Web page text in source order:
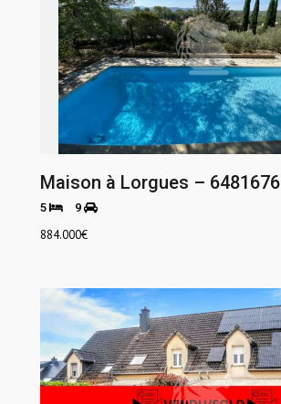
Maison à Lorgues – 6481676
5 9
884.000€